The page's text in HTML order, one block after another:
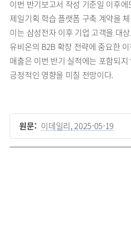
이번 반기보고서 작성 기준일 이후에
제일기획 학습 플랫폼 구축 계약을
이는 삼성전자 이후 기업 고객을 대
유비온의 B2B 확장 전략에 중요한
매출은 이번 반기 실적에는 포함되지
긍정적인 영향을 미칠 전망이다.
원문: 이데일리, 2025-05-19